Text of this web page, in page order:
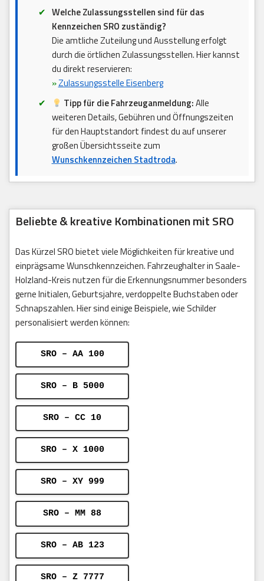
Welche Zulassungsstellen sind für das
Kennzeichen SRO zuständig?
Die amtliche Zuteilung und Ausstellung erfolgt
durch die örtlichen Zulassungsstellen. Hier kannst
du direkt reservieren:
»Zulassungsstelle Eisenberg
Tipp für die Fahrzeuganmeldung:Alle
weiteren Details, Gebühren und Öffnungszeiten
für den Hauptstandort findest du auf unserer
großen Übersichtsseite zum
Wunschkennzeichen Stadtroda.
Beliebte & kreative Kombinationen mit SRO
Das Kürzel SRO bietet viele Möglichkeiten für kreative und
einprägsame Wunschkennzeichen. Fahrzeughalter in Saale-
Holzland-Kreis nutzen für die Erkennungsnummer besonders
gerne Initialen, Geburtsjahre, verdoppelte Buchstaben oder
Schnapszahlen. Hier sind einige Beispiele, wie Schilder
personalisiert werden können:
SRO – AA 100
SRO – B 5000
SRO – CC 10
SRO – X 1000
SRO – XY 999
SRO – MM 88
SRO – AB 123
SRO – Z 7777